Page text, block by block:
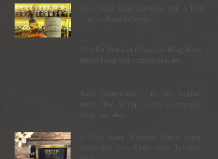
Ngoại Đồng Nai – RuouNgoai.net